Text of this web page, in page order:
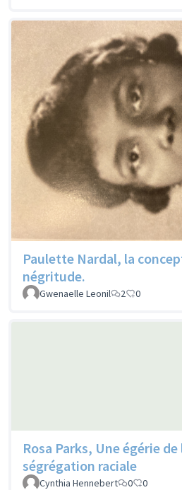
Paulette Nardal, la
négritude.
Gwenaelle Leonil 2 0
Rosa Parks, Une égérie
ségrégation raciale
Cynthia Hennebert 0 0